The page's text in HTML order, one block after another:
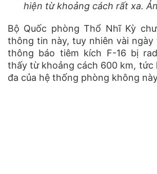
hiện từ khoảng cách rất xa.
Bộ Quốc phòng Thổ Nhĩ Kỳ
thông tin này, tuy nhiên vài
thông báo tiêm kích F-16 bị
thấy từ khoảng cách 600 km, tức
đa của hệ thống phòng không